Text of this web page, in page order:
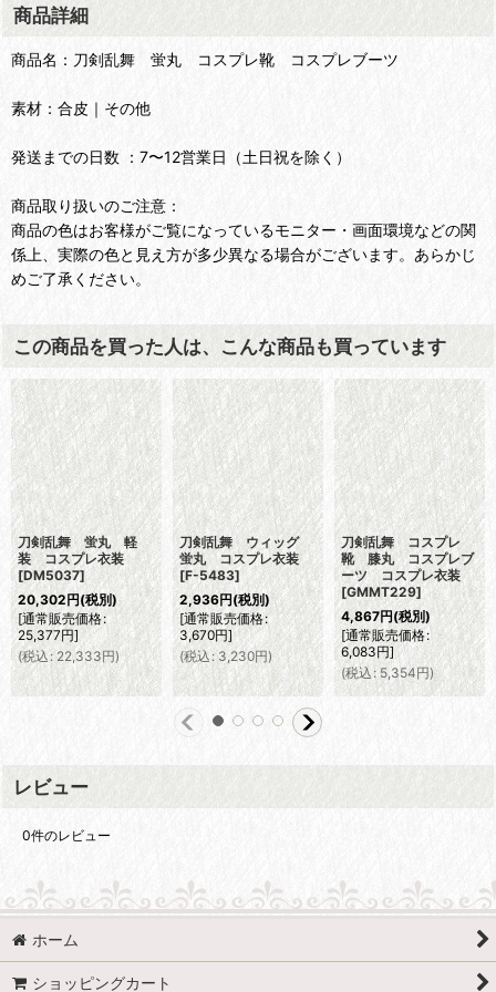
商品詳細
商品名：刀剣乱舞 蛍丸 コスプレ靴 コスプレブーツ
素材：合皮｜その他
発送までの日数 ：7〜12営業日（土日祝を除く）
商品取り扱いのご注意：
商品の色はお客様がご覧になっているモニター・画面環境などの関
係上、実際の色と見え方が多少異なる場合がございます。あらかじ
めご了承ください。
この商品を買った人は、こんな商品も買っています
刀剣乱舞 蛍丸 軽
装 コスプレ衣装
[DM5037]
20,302円(税別)
[通常販売価格:
25,377円]
(税込 : 22,333円)
刀剣乱舞 ウィッグ
蛍丸 コスプレ衣装
[F-5483]
2,936円(税別)
[通常販売価格:
3,670円]
(税込: 3,230円)
刀剣乱舞 コスプレ
靴 膝丸 コスプレブ
ーツ コスプレ衣装
[GMMT229]
4,867円(税別)
[通常販売価格:
6,083円]
(税込: 5,354円)
レビュー
0件のレビュー
ホーム
ショッピングカート